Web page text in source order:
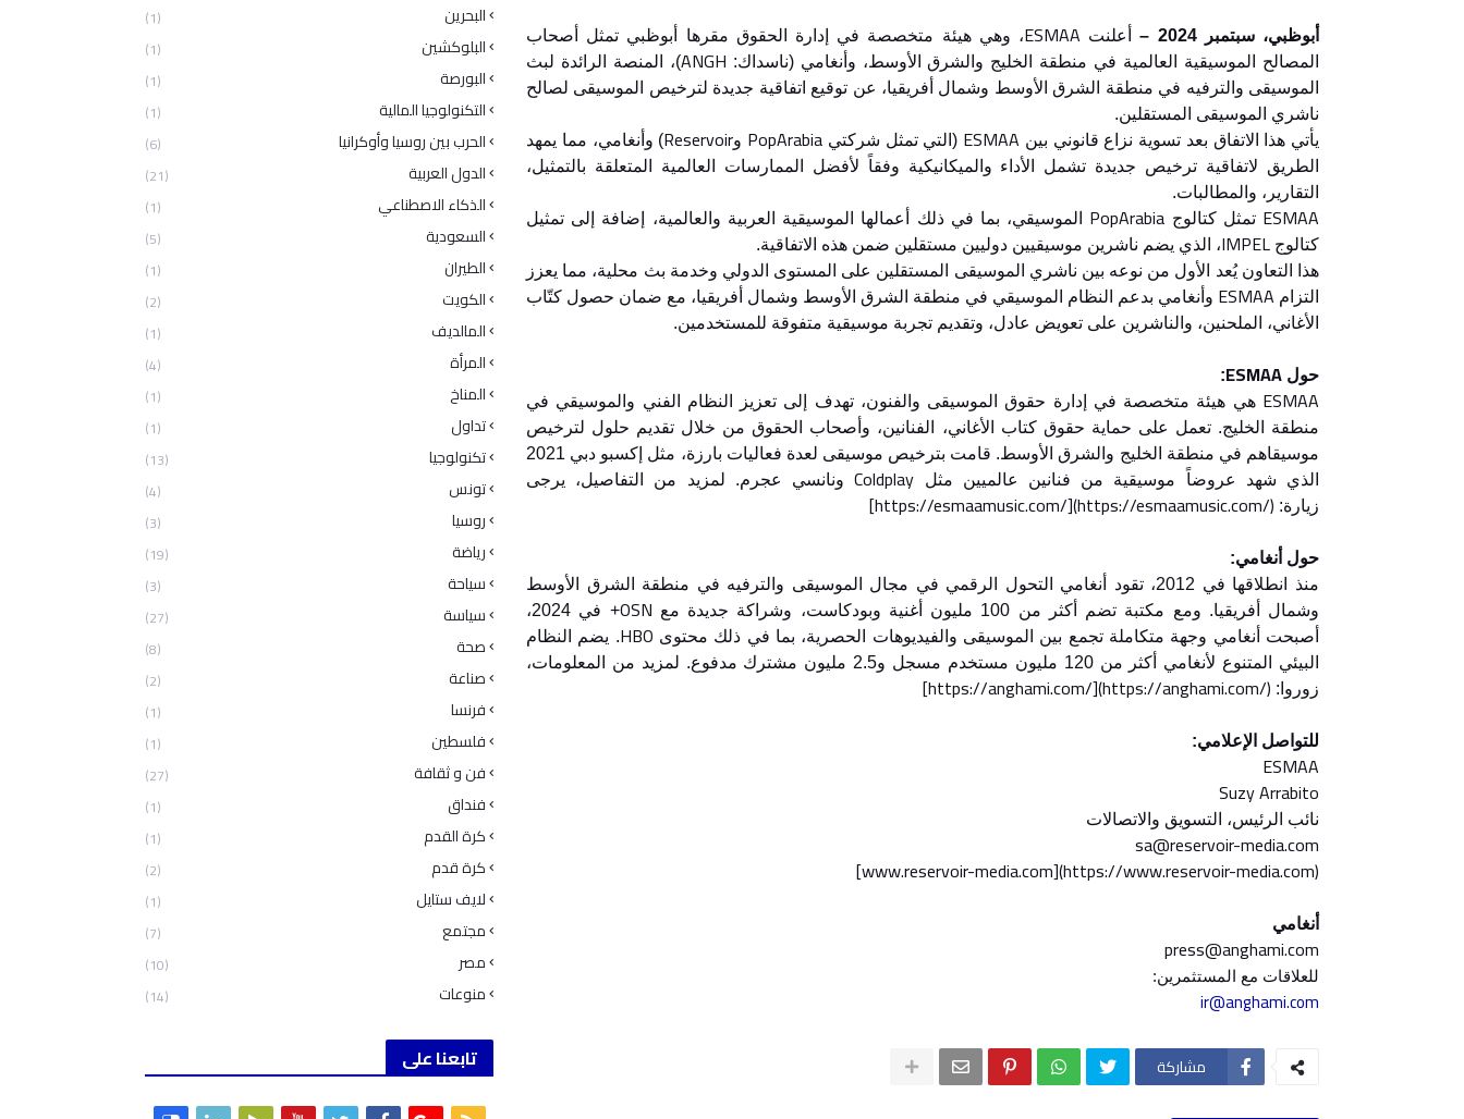
أبوظبي، سبتمبر 2024 – أعلنت ESMAA، وهي هيئة متخصصة في إدارة الحقوق مقرها أبوظبي تمثل أصحاب
المصالح الموسيقية العالمية في منطقة الخليج والشرق الأوسط، وأنغامي (ناسداك: ANGH)، المنصة الرائدة لبث
الموسيقى والترفيه في منطقة الشرق الأوسط وشمال أفريقيا، عن توقيع اتفاقية جديدة لترخيص الموسيقى لصالح
ناشري الموسيقى المستقلين.
يأتي هذا الاتفاق بعد تسوية نزاع قانوني بين ESMAA (التي تمثل شركتي PopArabia وReservoir) وأنغامي، مما يمهد
الطريق لاتفاقية ترخيص جديدة تشمل الأداء والميكانيكية وفقاً لأفضل الممارسات العالمية المتعلقة بالتمثيل،
التقارير، والمطالبات.
ESMAA تمثل كتالوج PopArabia الموسيقي، بما في ذلك أعمالها الموسيقية العربية والعالمية، إضافة إلى تمثيل
كتالوج IMPEL، الذي يضم ناشرين موسيقيين دوليين مستقلين ضمن هذه الاتفاقية.
هذا التعاون يُعد الأول من نوعه بين ناشري الموسيقى المستقلين على المستوى الدولي وخدمة بث محلية، مما يعزز
التزام ESMAA وأنغامي بدعم النظام الموسيقي في منطقة الشرق الأوسط وشمال أفريقيا، مع ضمان حصول كتّاب
الأغاني، الملحنين، والناشرين على تعويض عادل، وتقديم تجربة موسيقية متفوقة للمستخدمين.
حول ESMAA
:
ESMAA هي هيئة متخصصة في إدارة حقوق الموسيقى والفنون، تهدف إلى تعزيز النظام الفني والموسيقي في
منطقة الخليج. تعمل على حماية حقوق كتاب الأغاني، الفنانين، وأصحاب الحقوق من خلال تقديم حلول لترخيص
موسيقاهم في منطقة الخليج والشرق الأوسط. قامت بترخيص موسيقى لعدة فعاليات بارزة، مثل إكسبو دبي 2021
الذي شهد عروضاً موسيقية من فنانين عالميين مثل Coldplayونانسي عجرم. لمزيد من التفاصيل، يرجى
زيارة: [https://esmaamusic.com/](https://esmaamusic.com/)
حول أنغامي:
منذ انطلاقها في 2012، تقود أنغامي التحول الرقمي في مجال الموسيقى والترفيه في منطقة الشرق الأوسط
وشمال أفريقيا. ومع مكتبة تضم أكثر من 100 مليون أغنية وبودكاست، وشراكة جديدة مع
OSN
+ في 2024،
أصبحت أنغامي وجهة متكاملة تجمع بين الموسيقى والفيديوهات الحصرية، بما في ذلك محتوى HBO. يضم النظام
البيئي المتنوع لأنغامي أكثر من 120 مليون مستخدم مسجل و2.5 مليون مشترك مدفوع. لمزيد من المعلومات،
زوروا: [https://anghami.com/](https://anghami.com/)
للتواصل الإعلامي:
ESMAA
Suzy Arrabito
نائب الرئيس، التسويق والاتصالات
sa@reservoir-media.com
[www.reservoir-media.com](https://www.reservoir-media.com)
أنغامي
press@anghami.com
للعلاقات مع المستثمرين:
ir@anghami.com
مشاركة
البحرين (1)
البلوكشين (1)
البورصة (1)
التكنولوجيا المالية (1)
الحرب بين روسيا وأوكرانيا (6)
الدول العربية (21)
الذكاء الاصطناعي (1)
السعودية (5)
الطيران (1)
الكويت (2)
المالديف (1)
المرأة (4)
المناخ (1)
تداول (1)
تكنولوجيا (13)
تونس (4)
روسيا (3)
رياضة (19)
سياحة (3)
سياسة (27)
صحة (8)
صناعة (2)
فرنسا (1)
فلسطين (1)
فن و ثقافة (27)
فنداق (1)
كرة القدم (1)
كرة قدم (2)
لايف ستايل (1)
مجتمع (7)
مصر (10)
منوعات (14)
تابعنا على